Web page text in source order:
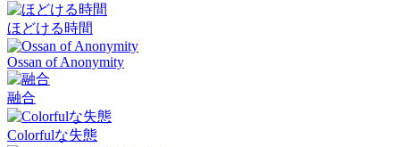
ほどける時間
Ossan of Anonymity
融合
Colorfulな失態